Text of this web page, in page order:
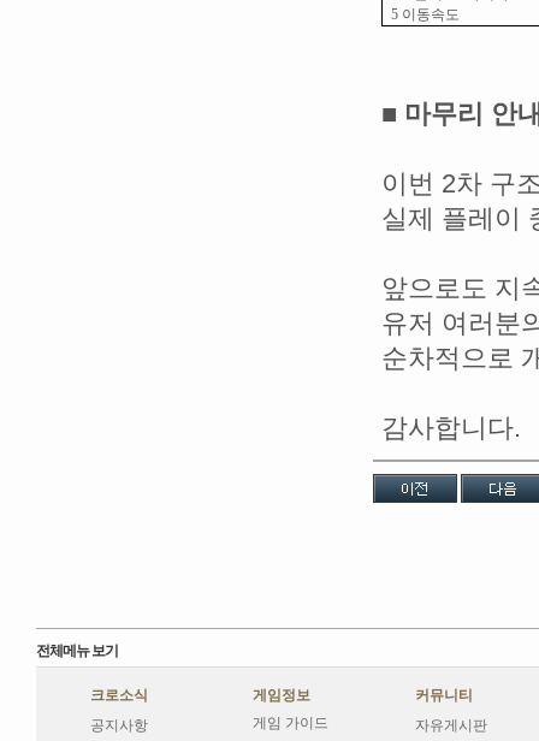
5 이동속도
■ 마무리 안
이번 2차 구
실제 플레이
앞으로도 지
유저 여러분
순차적으로
감사합니다.
전체메뉴 보기
크로소식
공지사항
게임정보
게임 가이드
커뮤니티
자유게시판